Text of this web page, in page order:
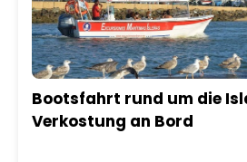
Bootsfahrt rund um die
Verkostung an Bord